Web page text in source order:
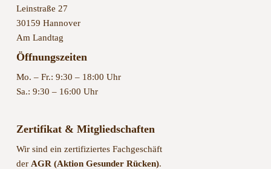
Leinstraße 27
30159 Hannover
Am Landtag
Öffnungszeiten
Mo. – Fr.: 9:30 – 18:00 Uhr
Sa.: 9:30 – 16:00 Uhr
Zertifikat & Mitgliedschaften
Wir sind ein zertifiziertes Fachgeschäft
der AGR (Aktion Gesunder Rücken).